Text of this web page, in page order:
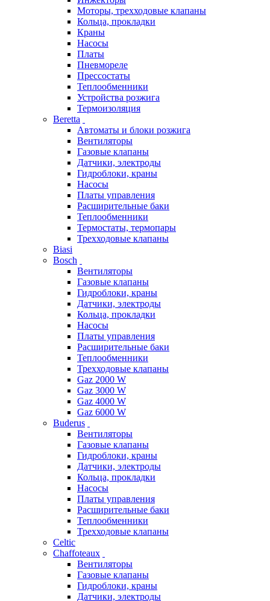
Моторы, трехходовые клапаны
Кольца, прокладки
Краны
Насосы
Платы
Пневмореле
Прессостаты
Теплообменники
Устройства розжига
Термоизоляция
Beretta
Автоматы и блоки розжига
Вентиляторы
Газовые клапаны
Датчики, электроды
Гидроблоки, краны
Насосы
Платы управления
Расширительные баки
Теплообменники
Термостаты, термопары
Трехходовые клапаны
Biasi
Bosch
Вентиляторы
Газовые клапаны
Гидроблоки, краны
Датчики, электроды
Кольца, прокладки
Насосы
Платы управления
Расширительные баки
Теплообменники
Трехходовые клапаны
Gaz 2000 W
Gaz 3000 W
Gaz 4000 W
Gaz 6000 W
Buderus
Вентиляторы
Газовые клапаны
Гидроблоки, краны
Датчики, электроды
Кольца, прокладки
Насосы
Платы управления
Расширительные баки
Теплообменники
Трехходовые клапаны
Celtic
Chaffoteaux
Вентиляторы
Газовые клапаны
Гидроблоки, краны
Датчики, электроды